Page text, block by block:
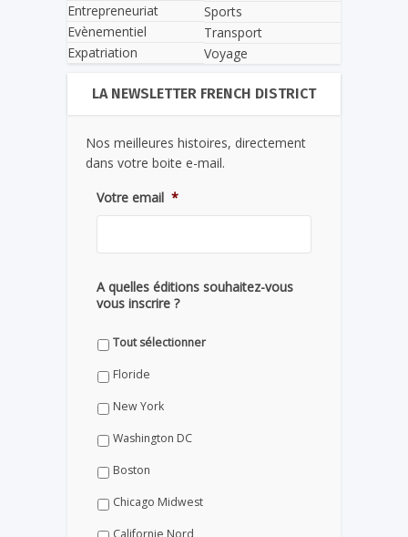
Entrepreneuriat
Evènementiel
Expatriation
Sports
Transport
Voyage
LA NEWSLETTER FRENCH DISTRICT
Nos meilleures histoires, directement
dans votre boite e-mail.
Votre email *
A quelles éditions souhaitez-vous
vous inscrire ?
Tout sélectionner
Floride
New York
Washington DC
Boston
Chicago Midwest
Californie Nord